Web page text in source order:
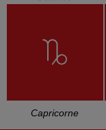
L'HOROSCOPE